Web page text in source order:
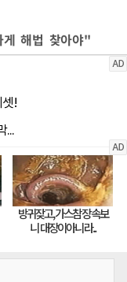
해법 찾아야"